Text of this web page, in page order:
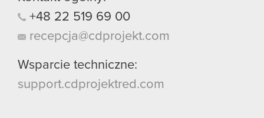
+48 22 519 69 00
recepcja@cdprojekt.com
Wsparcie techniczne:
support.cdprojektred.com